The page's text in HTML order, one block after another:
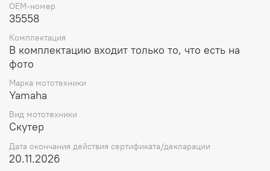
OEM-номер
35558
Комплектация
В комплектацию входит только то, что есть на
фото
Марка мототехники
Yamaha
Вид мототехники
Скутер
Дата окончания действия сертификата/декларации
20.11.2026